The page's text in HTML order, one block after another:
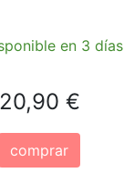
en 3 días
20,90 €
comprar